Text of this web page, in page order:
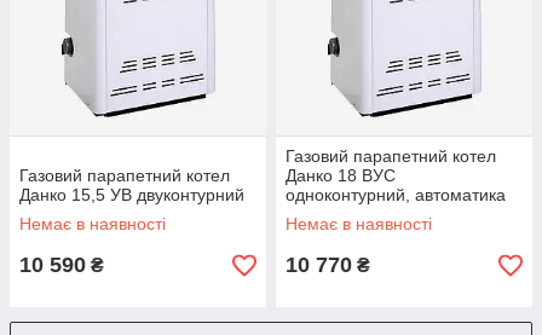
Газовий парапетний котел
Данко 15,5 УВ двуконтурний
Немає в наявності
10 590 ₴
Газовий парапетний котел
Данко 18 ВУС
одноконтурний, автоматика
SIT-Італія
Немає в наявності
10 770 ₴